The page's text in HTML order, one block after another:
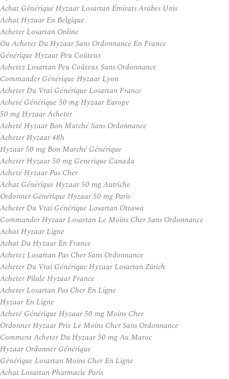
Achat Générique Hyzaar Losartan Émirats Arabes Unis
Achat Hyzaar En Belgique
Acheter Losartan Online
Ou Acheter Du Hyzaar Sans Ordonnance En France
Générique Hyzaar Peu Coûteux
Achetez Losartan Peu Coûteux Sans Ordonnance
Commander Générique Hyzaar Lyon
Acheter Du Vrai Générique Losartan France
Acheté Générique 50 mg Hyzaar Europe
50 mg Hyzaar Acheter
Acheté Hyzaar Bon Marché Sans Ordonnance
Acheter Hyzaar 48h
Hyzaar 50 mg Bon Marché Générique
Acheter Hyzaar 50 mg Generique Canada
Acheté Hyzaar Pas Cher
Achat Générique Hyzaar 50 mg Autriche
Ordonner Générique Hyzaar 50 mg Paris
Acheter Du Vrai Générique Losartan Ottawa
Commander Hyzaar Losartan Le Moins Cher Sans Ordonnance
Achat Hyzaar Ligne
Achat Du Hyzaar En France
Achetez Losartan Pas Cher Sans Ordonnance
Acheter Du Vrai Générique Hyzaar Losartan Zürich
Acheter Pilule Hyzaar France
Acheter Losartan Pas Cher En Ligne
Hyzaar En Ligne
Acheté Générique Hyzaar 50 mg Moins Cher
Ordonner Hyzaar Prix Le Moins Cher Sans Ordonnance
Comment Acheter Du Hyzaar 50 mg Au Maroc
Hyzaar Ordonner Générique
Générique Losartan Moins Cher En Ligne
Achat Losartan Pharmacie Paris